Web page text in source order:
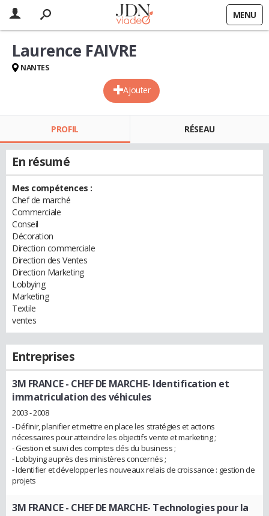
MENU
Ajouter
Laurence FAIVRE
NANTES
PROFIL RÉSEAU
En résumé
Mes compétences :
Chef de marché
Commerciale
Conseil
Décoration
Direction commerciale
Direction des Ventes
Direction Marketing
Lobbying
Marketing
Textile
ventes
Entreprises
3M FRANCE- CHEF DE MARCHE- Identification et
immatriculation des véhicules
2003 - 2008
- Définir, planifier et mettre en place les stratégies et actions
nécessaires pour atteindre les objectifs vente et marketing ;
- Gestion et suivi des comptes clés du business ;
- Lobbying auprès des ministères concernés ;
- Identifier et développer les nouveaux relais de croissance : gestion de
projets
3M FRANCE- CHEF DE MARCHE- Technologies pour la